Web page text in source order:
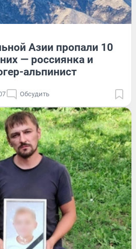
Азии пропали 10
— россиянка и
альпинист
Обсудить